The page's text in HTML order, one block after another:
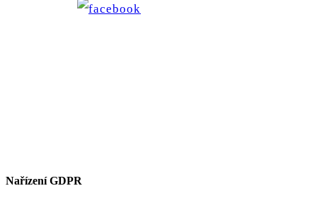
Nařízení GDPR